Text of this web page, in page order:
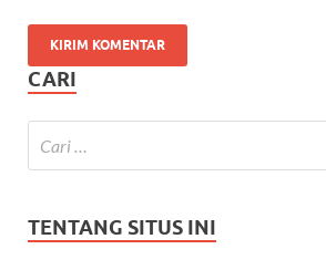
CARI
TENTANG SITUS INI